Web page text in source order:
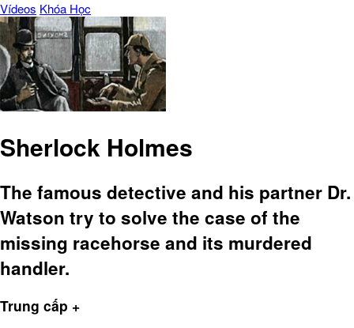
Vídeos Khóa Học
Sherlock Holmes
The famous detective and his partner Dr.
Watson try to solve the case of the
missing racehorse and its murdered
handler.
Trung cấp +